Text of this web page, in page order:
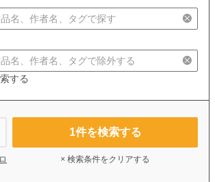
する
ロ
1件を検索する
× 検索条件をクリアする